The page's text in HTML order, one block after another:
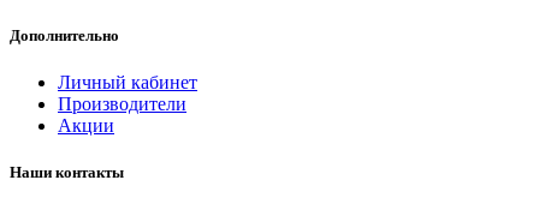
Дополнительно
Личный кабинет
Производители
Акции
Наши контакты